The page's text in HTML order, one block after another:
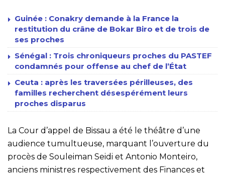
Guinée : Conakry demande à la France la
restitution du crâne de Bokar Biro et de trois de
ses proches
Sénégal : Trois chroniqueurs proches du PASTEF
condamnés pour offense au chef de l’État
Ceuta : après les traversées périlleuses, des
familles recherchent désespérément leurs
proches disparus
La Cour d’appel de Bissau a été le théâtre d’une
audience tumultueuse, marquant l’ouverture du
procès de Souleiman Seidi et Antonio Monteiro,
anciens ministres respectivement des Finances et